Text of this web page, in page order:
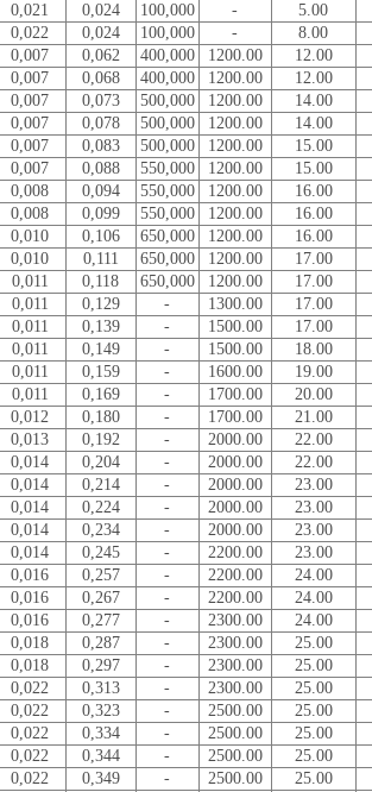
0,021 0,024 100,000 -
5.00
0,022 0,024 100,000 -
8.00
0,007 0,062 400,000 1200.00
12.00
0,007 0,068 400,000 1200.00
12.00
0,007 0,073 500,000 1200.00
14.00
0,007 0,078 500,000 1200.00
14.00
0,007 0,083 500,000 1200.00
15.00
0,007 0,088 550,000 1200.00
15.00
0,008 0,094 550,000 1200.00
16.00
0,008 0,099 550,000 1200.00
16.00
0,010 0,106 650,000 1200.00
16.00
0,010 0,111 650,000 1200.00
17.00
0,011 0,118 650,000 1200.00
17.00
0,011 0,129 - 1300.00
17.00
0,011 0,139 - 1500.00
17.00
0,011 0,149 - 1500.00
18.00
0,011 0,159 - 1600.00
19.00
0,011 0,169 - 1700.00
20.00
0,012 0,180 - 1700.00
21.00
0,013 0,192 - 2000.00
22.00
0,014 0,204 - 2000.00
22.00
0,014 0,214 - 2000.00
23.00
0,014 0,224 - 2000.00
23.00
0,014 0,234 - 2000.00
23.00
0,014 0,245 - 2200.00
23.00
0,016 0,257 - 2200.00
24.00
0,016 0,267 - 2200.00
24.00
0,016 0,277 - 2300.00
24.00
0,018 0,287 - 2300.00
25.00
0,018 0,297 - 2300.00
25.00
0,022 0,313 - 2300.00
25.00
0,022 0,323 - 2500.00
25.00
0,022 0,334 - 2500.00
25.00
0,022 0,344 - 2500.00
25.00
0,022 0,349 - 2500.00
25.00